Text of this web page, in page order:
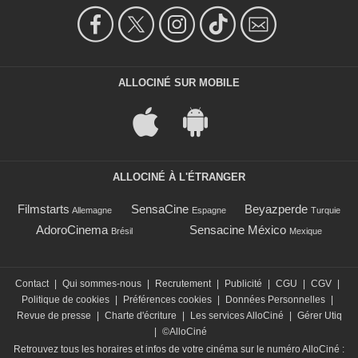
ALLOCINÉ SUR MOBILE
ALLOCINÉ À L'ÉTRANGER
Filmstarts Allemagne SensaCine Espagne Beyazperde Turquie
AdoroCinema Brésil Sensacine México Mexique
Contact | Qui sommes-nous | Recrutement | Publicité | CGU | CGV |
Politique de cookies | Préférences cookies | Données Personnelles |
Revue de presse
| Charte d'écriture | Les services AlloCiné | Gérer Utiq
| ©AlloCiné
Retrouvez tous les horaires et infos de votre cinéma sur le numéro AlloCiné :